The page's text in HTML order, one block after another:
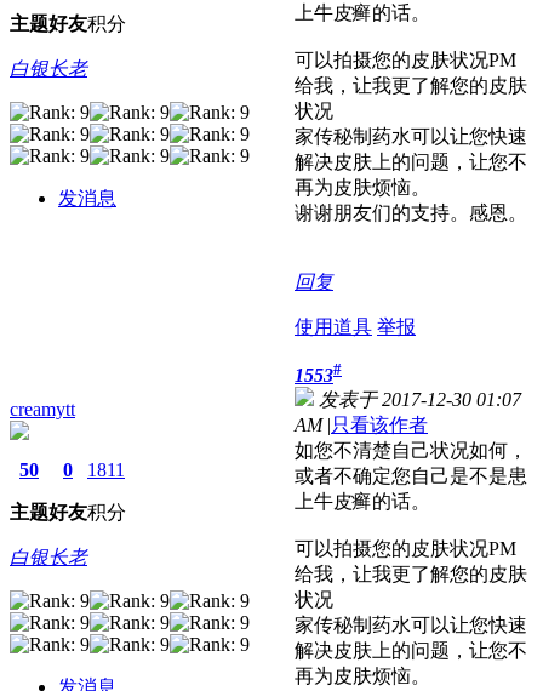
主题好友积分
白银长老
发消息
上牛皮癣的话。
可以拍摄您的皮肤状况PM
给我，让我更了解您的皮肤
状况
家传秘制药水可以让您快速
解决皮肤上的问题，让您不
再为皮肤烦恼。
谢谢朋友们的支持。感恩。
回复
使用道具 举报
creamytt
50
主题
0
好友
1811
积分
白银长老
发消息
1553#
发表于 2017-12-30 01:07
AM |只看该作者
如您不清楚自己状况如何，
或者不确定您自己是不是患
上牛皮癣的话。
可以拍摄您的皮肤状况PM
给我，让我更了解您的皮肤
状况
家传秘制药水可以让您快速
解决皮肤上的问题，让您不
再为皮肤烦恼。